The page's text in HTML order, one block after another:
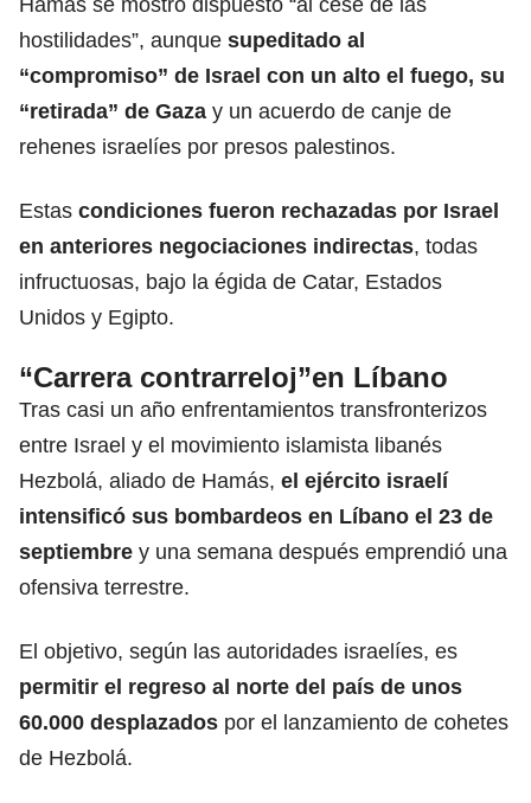
hostilidades”, aunque supeditado al
“compromiso” de Israel con un alto el fuego, su
“retirada” de Gaza y un acuerdo de canje de
rehenes israelíes por presos palestinos.
Estas condiciones fueron rechazadas por Israel
en anteriores negociaciones indirectas, todas
infructuosas, bajo la égida de Catar, Estados
Unidos y Egipto.
“Carrera contrarreloj”en Líbano
Tras casi un año enfrentamientos transfronterizos
entre Israel y el movimiento islamista libanés
Hezbolá, aliado de Hamás, el ejército israelí
intensificó sus bombardeos en Líbano el 23 de
septiembre y una semana después emprendió una
ofensiva terrestre.
El objetivo, según las autoridades israelíes, es
permitir el regreso al norte del país de unos
60.000 desplazados por el lanzamiento de cohetes
de Hezbolá.